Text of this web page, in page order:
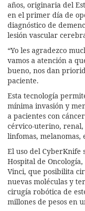
años, originaria del
en el primer día de
diagnóstico de
lesión vascular
“Yo les agradezco
vamos a atención a
bueno, nos dan
paciente.
Esta tecnología
mínima invasión y
a pacientes con
cérvico-uterino,
linfomas, melanomas,
El uso del CyberKnife
Hospital de
Vinci, que posibilita
nuevas moléculas y
cirugía robótica de
millones de pesos en